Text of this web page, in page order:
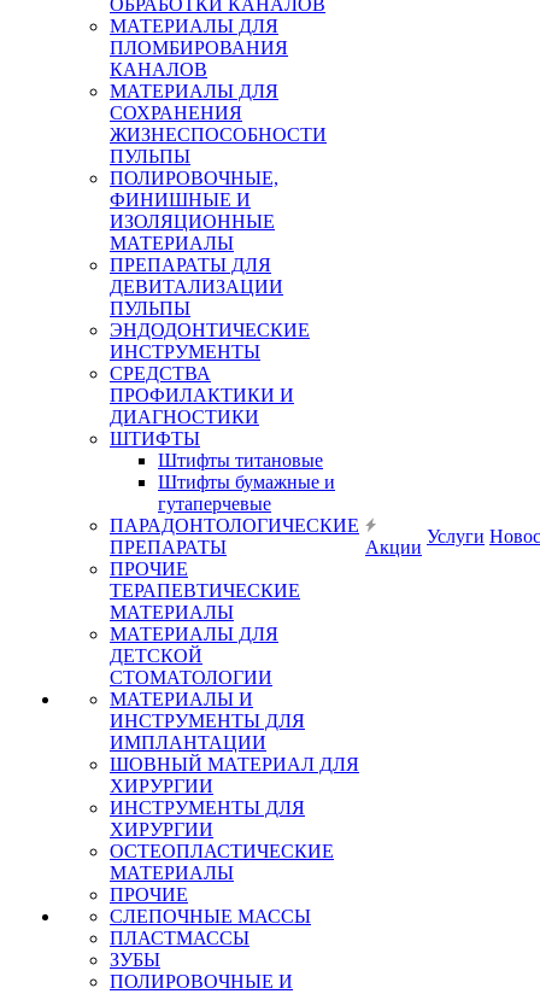
ОБРАБОТКИ КАНАЛОВ
МАТЕРИАЛЫ ДЛЯ
ПЛОМБИРОВАНИЯ
КАНАЛОВ
МАТЕРИАЛЫ ДЛЯ
СОХРАНЕНИЯ
ЖИЗНЕСПОСОБНОСТИ
ПУЛЬПЫ
ПОЛИРОВОЧНЫЕ,
ФИНИШНЫЕ И
ИЗОЛЯЦИОННЫЕ
МАТЕРИАЛЫ
ПРЕПАРАТЫ ДЛЯ
ДЕВИТАЛИЗАЦИИ
ПУЛЬПЫ
ЭНДОДОНТИЧЕСКИЕ
ИНСТРУМЕНТЫ
СРЕДСТВА
ПРОФИЛАКТИКИ И
ДИАГНОСТИКИ
ШТИФТЫ
Штифты титановые
Штифты бумажные и
гутаперчевые
ПАРАДОНТОЛОГИЧЕСКИЕ
ПРЕПАРАТЫ
ПРОЧИЕ
ТЕРАПЕВТИЧЕСКИЕ
МАТЕРИАЛЫ
МАТЕРИАЛЫ ДЛЯ
ДЕТСКОЙ
СТОМАТОЛОГИИ
МАТЕРИАЛЫ И
ИНСТРУМЕНТЫ ДЛЯ
ИМПЛАНТАЦИИ
ШОВНЫЙ МАТЕРИАЛ ДЛЯ
ХИРУРГИИ
ИНСТРУМЕНТЫ ДЛЯ
ХИРУРГИИ
ОСТЕОПЛАСТИЧЕСКИЕ
МАТЕРИАЛЫ
ПРОЧИЕ
СЛЕПОЧНЫЕ МАССЫ
ПЛАСТМАССЫ
ЗУБЫ
ПОЛИРОВОЧНЫЕ И
Акции
Услуги